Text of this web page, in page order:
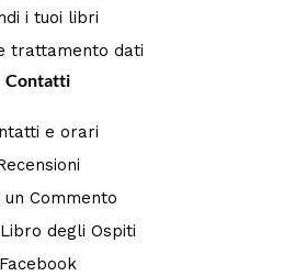
i tuoi libri
trattamento dati
Contatti
e orari
un Commento
degli Ospiti
Facebook